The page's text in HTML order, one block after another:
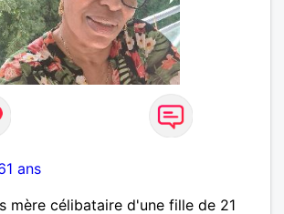
ans
mère célibataire d'une fille de 21